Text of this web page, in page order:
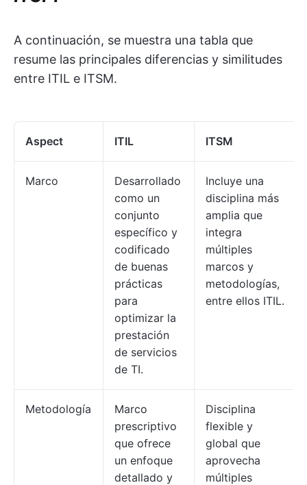
A continuación, se muestra una tabla que
resume las principales diferencias y similitudes
entre ITIL e ITSM.
Aspect ITIL ITSM
Marco
Desarrollado
como un
conjunto
específico y
codificado
de buenas
prácticas
para
optimizar la
prestación
de servicios
de TI.
Incluye una
disciplina más
amplia que
integra
múltiples
marcos y
metodologías,
entre ellos ITIL.
Metodología
Marco
prescriptivo
que ofrece
un enfoque
detallado y
Disciplina
flexible y
global que
aprovecha
múltiples